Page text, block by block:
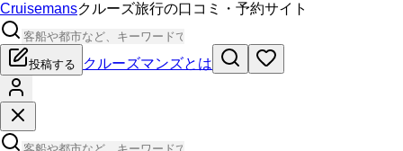
Cruisemansクルーズ旅行の口コミ・予約サイト
投稿する クルーズマンズとは